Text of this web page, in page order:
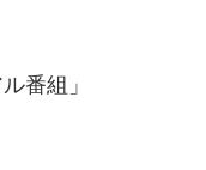
番組」